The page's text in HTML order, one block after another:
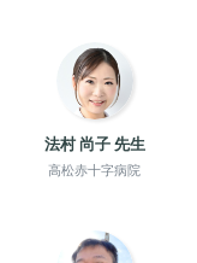
法村 尚子 先生
高松赤十字病院